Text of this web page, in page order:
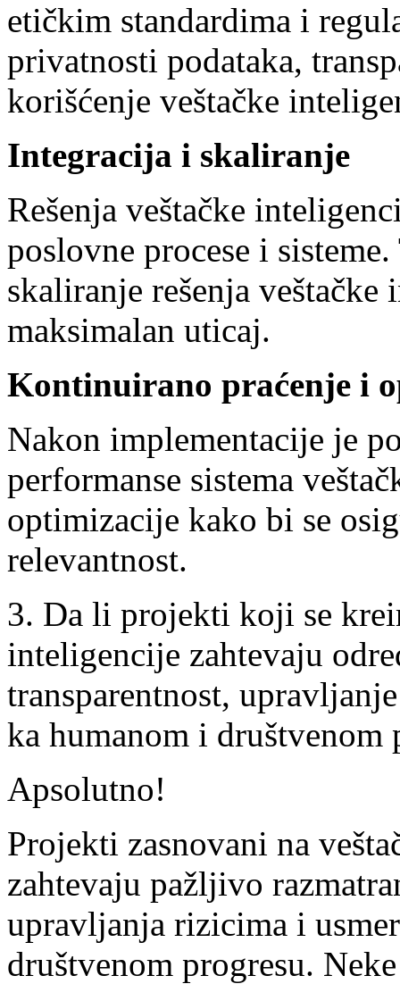
etičkim standardima i
privatnosti podataka,
korišćenje veštačke
Integracija i skaliranje
Rešenja veštačke
poslovne procese i
skaliranje rešenja
maksimalan uticaj.
Kontinuirano praćenje i
Nakon implementacije je
performanse sistema
optimizacije kako bi se
relevantnost.
3. Da li projekti koji se
inteligencije zahtevaju
transparentnost,
ka humanom i društvenom
Apsolutno!
Projekti zasnovani na
zahtevaju pažljivo
upravljanja rizicima i
društvenom progresu.